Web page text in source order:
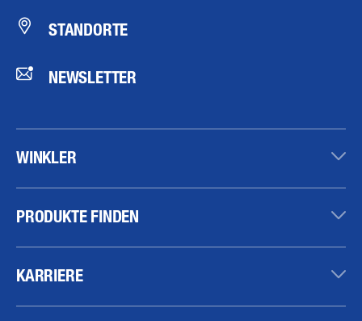
STANDORTE
NEWSLETTER
WINKLER
PRODUKTE FINDEN
KARRIERE